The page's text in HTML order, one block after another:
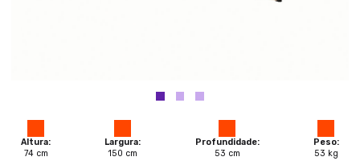
Altura:
74cm
Largura:
150 cm
Profundidade:
53 cm
Peso:
53 kg